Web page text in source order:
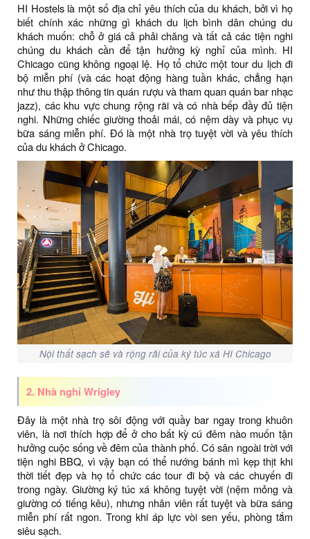
HI Hostels là một số địa chỉ yêu thích của du khách, bởi vì họ
biết chính xác những gì khách du lịch bình dân chúng du
khách muốn: chỗ ở giá cả phải chăng và tất cả các tiện nghi
chúng du khách cần để tận hưởng kỳ nghỉ của mình. HI
Chicago cũng không ngoại lệ. Họ tổ chức một tour du lịch đi
bộ miễn phí (và các hoạt động hàng tuần khác, chẳng hạn
như thu thập thông tin quán rượu và tham quan quán bar nhạc
jazz), các khu vực chung rộng rãi và có nhà bếp đầy đủ tiện
nghi. Những chiếc giường thoải mái, có nệm dày và phục vụ
bữa sáng miễn phí. Đó là một nhà trọ tuyệt vời và yêu thích
của du khách ở Chicago.
Nội thất sạch sẽ và rộng rãi của ký túc xá HI Chicago
2. Nhà nghỉ Wrigley
Đây là một nhà trọ sôi động với quầy bar ngay trong khuôn
viên, là nơi thích hợp để ở cho bất kỳ cú đêm nào muốn tận
hưởng cuộc sống về đêm của thành phố. Có sân ngoài trời với
tiện nghi BBQ, vì vậy bạn có thể nướng bánh mì kẹp thịt khi
thời tiết đẹp và họ tổ chức các tour đi bộ và các chuyến đi
trong ngày. Giường ký túc xá không tuyệt vời (nệm mỏng và
giường có tiếng kêu), nhưng nhân viên rất tuyệt và bữa sáng
miễn phí rất ngon. Trong khi áp lực vòi sen yếu, phòng tắm
siêu sạch.